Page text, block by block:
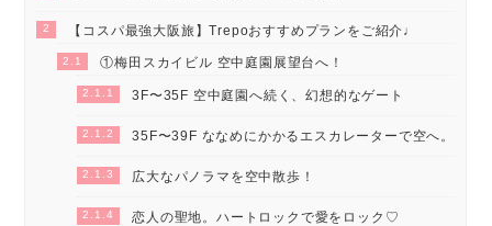
2 【コスパ最強大阪旅】Trepoおすすめプランをご紹介♩
2.1 ①梅田スカイビル 空中庭園展望台へ！
2.1.1 3F〜35F 空中庭園へ続く、幻想的なゲート
2.1.2 35F〜39F ななめにかかるエスカレーターで空へ。
2.1.3 広大なパノラマを空中散歩！
2.1.4 恋人の聖地。ハートロックで愛をロック♡